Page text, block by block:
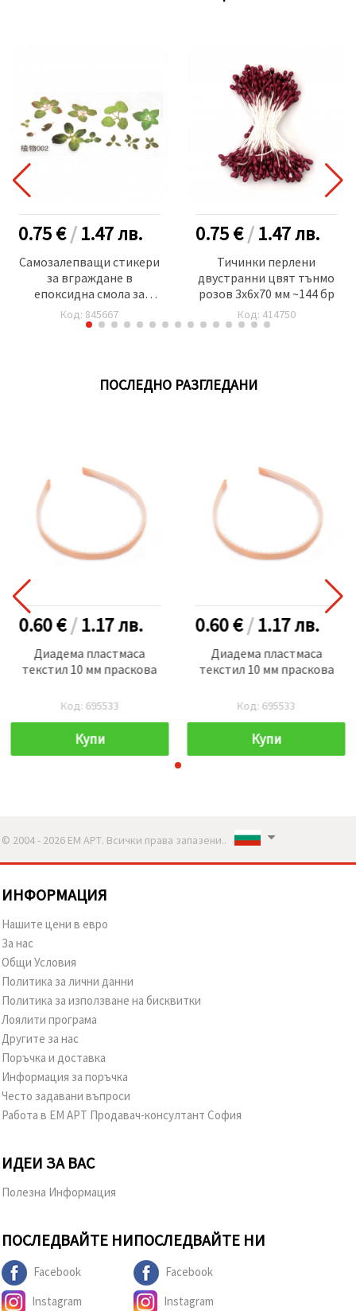
0.75 €/1.47лв.
Самозалепващи стикери
за вграждане в
епоксидна смола за
ръчно рисуван ефект с
напластяване 145x64 мм
Код: 845667
0.75 €/1.47лв.
Тичинки перлени
двустранни цвят тънмо
розов 3x6x70 мм ~144 бр
Код: 414750
ПОСЛЕДНО РАЗГЛЕДАНИ
0.60 €/1.17лв.
Диадема пластмаса
текстил 10 мм праскова
Код: 695533
Купи
0.60 €/1.17лв.
Диадема пластмаса
текстил 10 мм праскова
Код: 695533
Купи
© 2004 - 2026 ЕМ АРТ. Всички права запазени..
ИНФОРМАЦИЯ
Нашите цени в евро
За нас
Общи Условия
Политика за лични данни
Политика за използване на бисквитки
Лоялити програма
Другите за нас
Поръчка и доставка
Информация за поръчка
Често задавани въпроси
Работа в ЕМ АРТ Продавач-консултант София
ИДЕИ ЗА ВАС
Полезна Информация
ПОСЛЕДВАЙТЕ НИ
Facebook
Instagram
ПОСЛЕДВАЙТЕ НИ
Facebook
Instagram